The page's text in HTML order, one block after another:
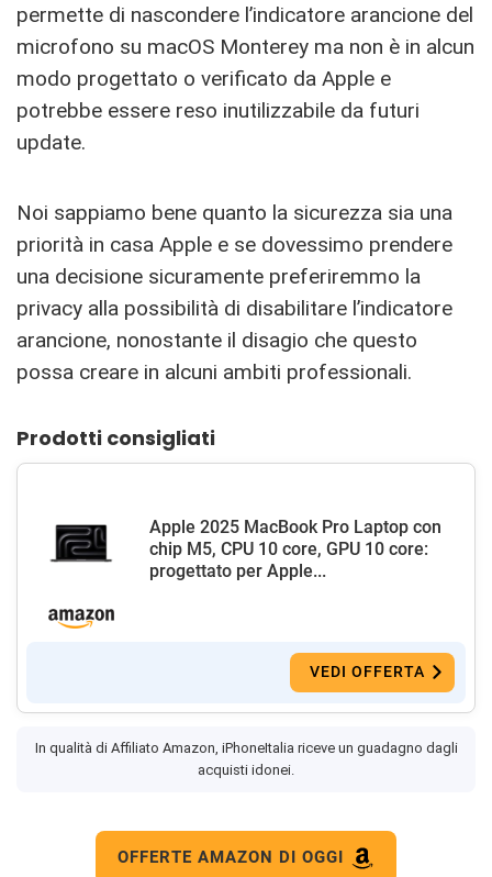
permette di nascondere l’indicatore arancione del
microfono su macOS Monterey ma non è in alcun
modo progettato o verificato da Apple e
potrebbe essere reso inutilizzabile da futuri
update.
Noi sappiamo bene quanto la sicurezza sia una
priorità in casa Apple e se dovessimo prendere
una decisione sicuramente preferiremmo la
privacy alla possibilità di disabilitare l’indicatore
arancione, nonostante il disagio che questo
possa creare in alcuni ambiti professionali.
Prodotti consigliati
Apple 2025 MacBook Pro Laptop con
chip M5, CPU 10 core, GPU 10 core:
progettato per Apple...
VEDI OFFERTA
In qualità di Affiliato Amazon, iPhoneItalia riceve un guadagno dagli
acquisti idonei.
OFFERTE AMAZON DI OGGI